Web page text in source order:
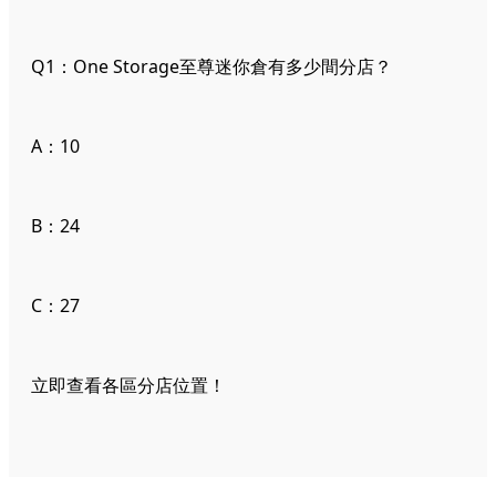
Q1：One Storage至尊迷你倉有多少間分店？
A：10
B：24
C：27
立即查看各區分店位置！